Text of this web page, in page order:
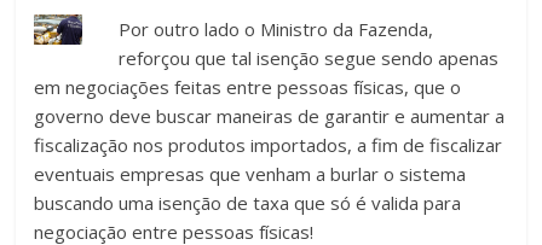
Por outro lado o Ministro da Fazenda,
reforçou que tal isenção segue sendo apenas
em negociações feitas entre pessoas físicas, que o
governo deve buscar maneiras de garantir e aumentar a
fiscalização nos produtos importados, a fim de fiscalizar
eventuais empresas que venham a burlar o sistema
buscando uma isenção de taxa que só é valida para
negociação entre pessoas físicas!